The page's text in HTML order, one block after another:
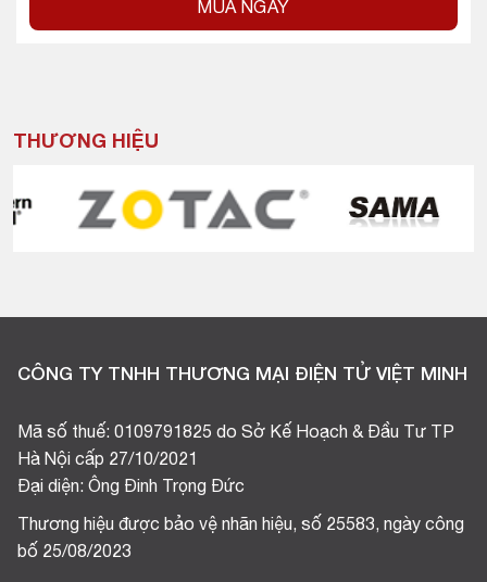
MUA NGAY
THƯƠNG HIỆU
CÔNG TY TNHH THƯƠNG MẠI ĐIỆN TỬ VIỆT MINH
Mã số thuế: 0109791825 do Sở Kế Hoạch & Đầu Tư TP
Hà Nội cấp 27/10/2021
Đại diện: Ông Đinh Trọng Đức
Thương hiệu được bảo vệ nhãn hiệu, số 25583, ngày công
bố 25/08/2023